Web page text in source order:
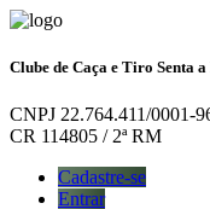
Clube de Caça e Tiro Senta a
CNPJ 22.764.411/0001-
CR 114805 / 2ª RM
Cadastre-se
Entrar